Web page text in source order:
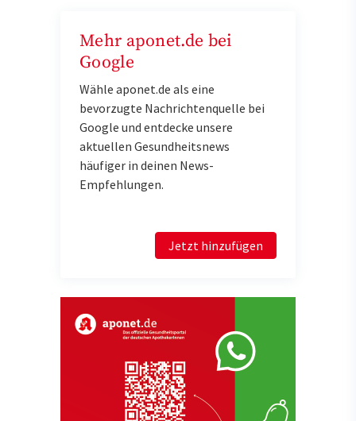
Mehr aponet.de bei
Google
Wähle aponet.de als eine
bevorzugte Nachrichtenquelle bei
Google und entdecke unsere
aktuellen Gesundheitsnews
häufiger in deinen News-
Empfehlungen.
Jetzt hinzufügen